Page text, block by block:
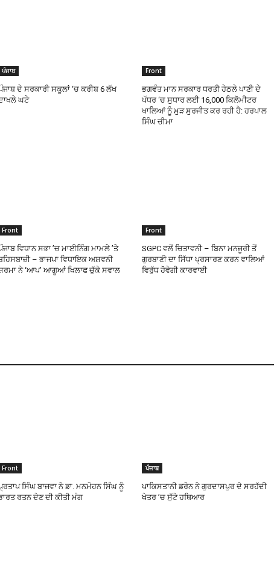
ਪੰਜਾਬ
ਦੇ ਸਰਕਾਰੀ ਸਕੂਲਾਂ ‘ਚ ਕਰੀਬ 6 ਲੱਖ
ਘਟੇ
Front
ਭਗਵੰਤ ਮਾਨ ਸਰਕਾਰ ਧਰਤੀ ਹੇਠਲੇ ਪਾਣੀ ਦੇ
ਪੱਧਰ ‘ਚ ਸੁਧਾਰ ਲਈ 16,000 ਕਿਲੋਮੀਟਰ
ਖਾਲਿਆਂ ਨੂੰ ਮੁੜ ਸੁਰਜੀਤ ਕਰ ਰਹੀ ਹੈ: ਹਰਪਾਲ
ਸਿੰਘ ਚੀਮਾ
Front
ਵਿਧਾਨ ਸਭਾ ’ਚ ਮਾਈਨਿੰਗ ਮਾਮਲੇ ’ਤੇ
– ਭਾਜਪਾ ਵਿਧਾਇਕ ਅਸ਼ਵਨੀ
ਨੇ ‘ਆਪ’ ਆਗੂਆਂ ਖਿਲਾਫ ਚੁੱਕੇ ਸਵਾਲ
Front
SGPC ਵਲੋਂ ਚਿਤਾਵਨੀ – ਬਿਨਾ ਮਨਜੂਰੀ ਤੋਂ
ਗੁਰਬਾਣੀ ਦਾ ਸਿੱਧਾ ਪ੍ਰਸਾਰਣ ਕਰਨ ਵਾਲਿਆਂ
ਵਿਰੁੱਧ ਹੋਵੇਗੀ ਕਾਰਵਾਈ
Front
ਸਿੰਘ ਬਾਜਵਾ ਨੇ ਡਾ. ਮਨਮੋਹਨ ਸਿੰਘ ਨੂੰ
ਰਤਨ ਦੇਣ ਦੀ ਕੀਤੀ ਮੰਗ
ਪੰਜਾਬ
ਪਾਕਿਸਤਾਨੀ ਡਰੋਨ ਨੇ ਗੁਰਦਾਸਪੁਰ ਦੇ ਸਰਹੱਦੀ
ਖੇਤਰ ’ਚ ਸੁੱਟੇ ਹਥਿਆਰ